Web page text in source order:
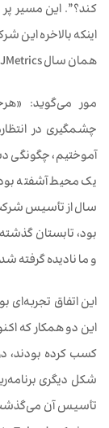
اینکه بالاخره
همان سال RJMetrics توسط Magento خریده شد.
مور می‌گوید:
آموختیم، چگونگی
یک محیط آشفته
و ما نادیده گرفته
این اتفاق تجربه‌ای
این دو همکار که